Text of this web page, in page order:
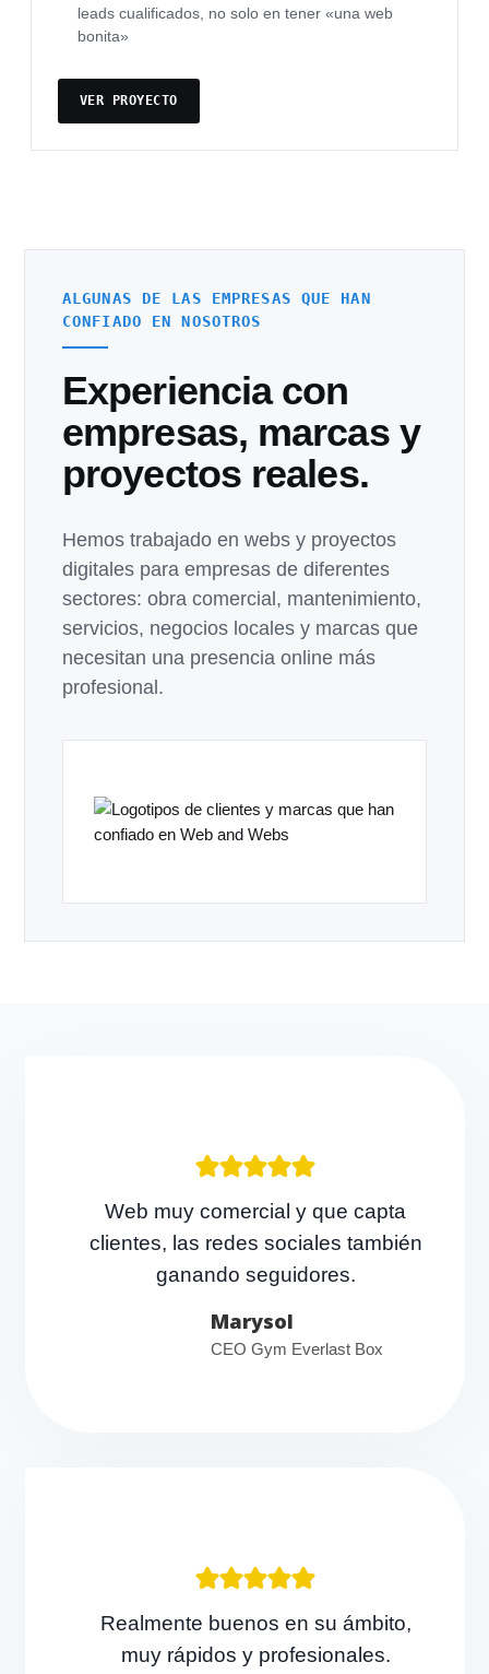
leads cualificados, no solo en tener «una web
bonita»
VER PROYECTO
ALGUNAS DE LAS EMPRESAS QUE HAN
CONFIADO EN NOSOTROS
Experiencia con
empresas, marcas y
proyectos reales.
Hemos trabajado en webs y proyectos
digitales para empresas de diferentes
sectores: obra comercial, mantenimiento,
servicios, negocios locales y marcas que
necesitan una presencia online más
profesional.
Web muy comercial y que capta
clientes, las redes sociales también
ganando seguidores.
Marysol
CEO Gym Everlast Box
Realmente buenos en su ámbito,
muy rápidos y profesionales.